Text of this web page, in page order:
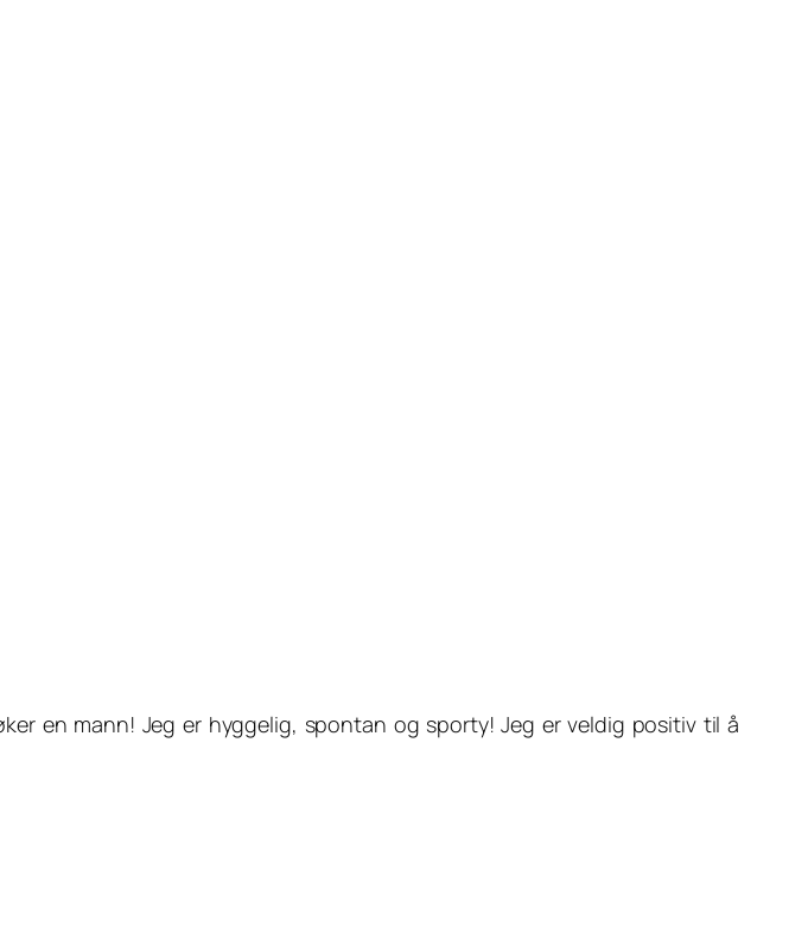
en mann! Jeg er hyggelig, spontan og sporty! Jeg er veldig positiv til å